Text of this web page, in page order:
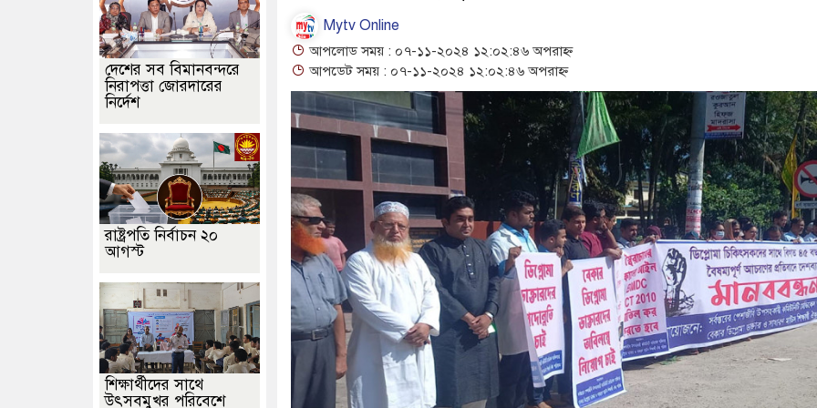
‘স্কুটি নাকি গোল্ড?’
১৫২২ পুলিশ সদস্যকে
সার্ককে আরও গতিশীল করতে
প্রধানমন্ত্রীর সঙ্গে নবনিযুক্ত
জামায়াত ফেরেশতাদের দল
Mytv Online
আপলোড সময় : ০৭-১১-২০২৪ ১২:০২:৪৬ অপরাহ্ন
আপডেট সময় : ০৭-১১-২০২৪ ১২:০২:৪৬ অপরাহ্ন
দেশের সব বিমানবন্দরে
নিরাপত্তা জোরদারের
নির্দেশ
রাষ্ট্রপতি নির্বাচন ২০
আগস্ট
শিক্ষার্থীদের সাথে
উৎসবমুখর পরিবেশে